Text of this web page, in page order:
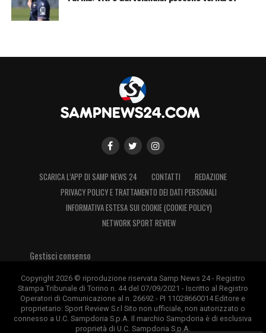
SCARICA L’APP DI SAMP NEWS 24 CONTATTI
REDAZIONE
PRIVACY POLICY E TRATTAMENTO DEI DATI PERSONALI
INFORMATIVA ESTESA SUI COOKIE (COOKIE POLICY)
NETWORK SPORT REVIEW
Gestisci consenso
Copyright 2026 © riproduzione riservata Samp News 24 - Registro
Stampa Tribunale di Torino n. 44 del 07/09/2021 - Iscritto al Registro
Operatori di Comunicazione al n. 26692 - PI 11028660014 Editore e
proprietario: Sport Review S.r.l Sito non ufficiale, non autorizzato o
connesso a U.C. Sampdoria S.p.A. Il marchio Sampdoria è di esclusiva
proprietà di U.C. Sampdoria S.p.A.